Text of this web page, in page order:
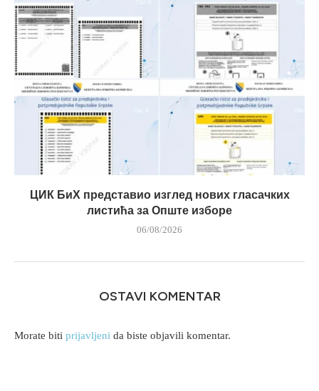
ЦИК БиХ представио изглед нових гласачких
листића за Опште изборе
06/08/2026
OSTAVI KOMENTAR
Morate biti prijavljeni da biste objavili komentar.